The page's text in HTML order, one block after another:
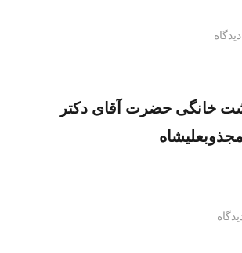
خانگی حضرت آقای دکتر